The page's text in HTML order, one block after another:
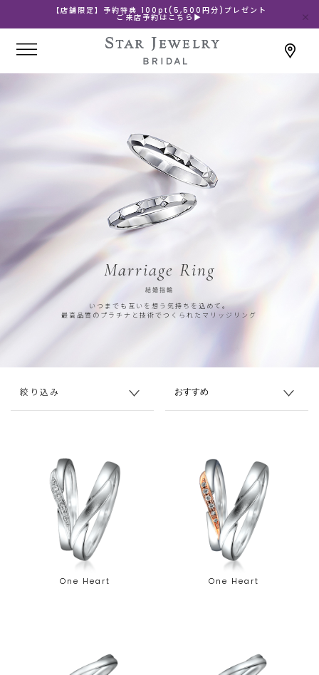
【店舗限定】予約特典 100pt(5,500円分)プレゼント
ご来店予約はこちら▶
Marriage Ring
結婚指輪
いつまでも互いを想う気持ちを込めて。
最高品質のプラチナと技術でつくられたマリッジリング
絞り込み
One Heart One Heart